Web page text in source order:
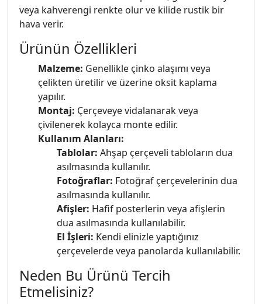
veya kahverengi renkte olur ve kilide rustik bir
hava verir.
Ürünün Özellikleri
Malzeme: Genellikle çinko alaşımı veya
çelikten üretilir ve üzerine oksit kaplama
yapılır.
Montaj: Çerçeveye vidalanarak veya
çivilenerek kolayca monte edilir.
Kullanım Alanları:
Tablolar: Ahşap çerçeveli tabloların dua
asılmasında kullanılır.
Fotoğraflar: Fotoğraf çerçevelerinin dua
asılmasında kullanılır.
Afişler: Hafif posterlerin veya afişlerin
dua asılmasında kullanılabilir.
El İşleri: Kendi elinizle yaptığınız
çerçevelerde veya panolarda kullanılabilir.
Neden Bu Ürünü Tercih
Etmelisiniz?